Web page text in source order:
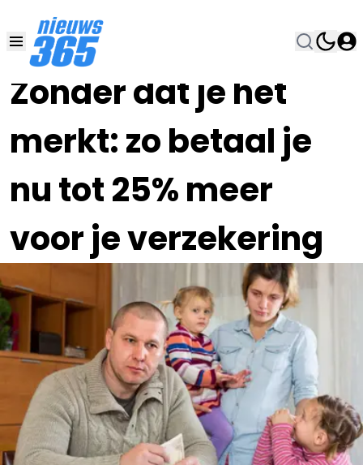
Zonder dat je het
merkt: zo betaal je
nu tot 25% meer
voor je verzekering
28 JUN 2025, 20:00